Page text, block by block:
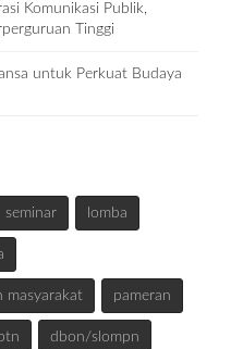
Komunikasi Publik,
Tinggi
untuk Perkuat Budaya
seminar lomba
masyarakat pameran
dbon/slompn